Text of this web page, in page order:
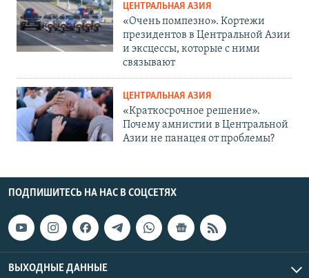
ЦЕНТРАЛЬНАЯ АЗИЯ
«Очень помпезно». Кортежи
президентов в Центральной Азии
и эксцессы, которые с ними
связывают
ЦЕНТРАЛЬНАЯ АЗИЯ
«Краткосрочное решение».
Почему амнистии в Центральной
Азии не панацея от проблемы?
ПОДПИШИТЕСЬ НА НАС В СОЦСЕТЯХ
ВЫХОДНЫЕ ДАННЫЕ